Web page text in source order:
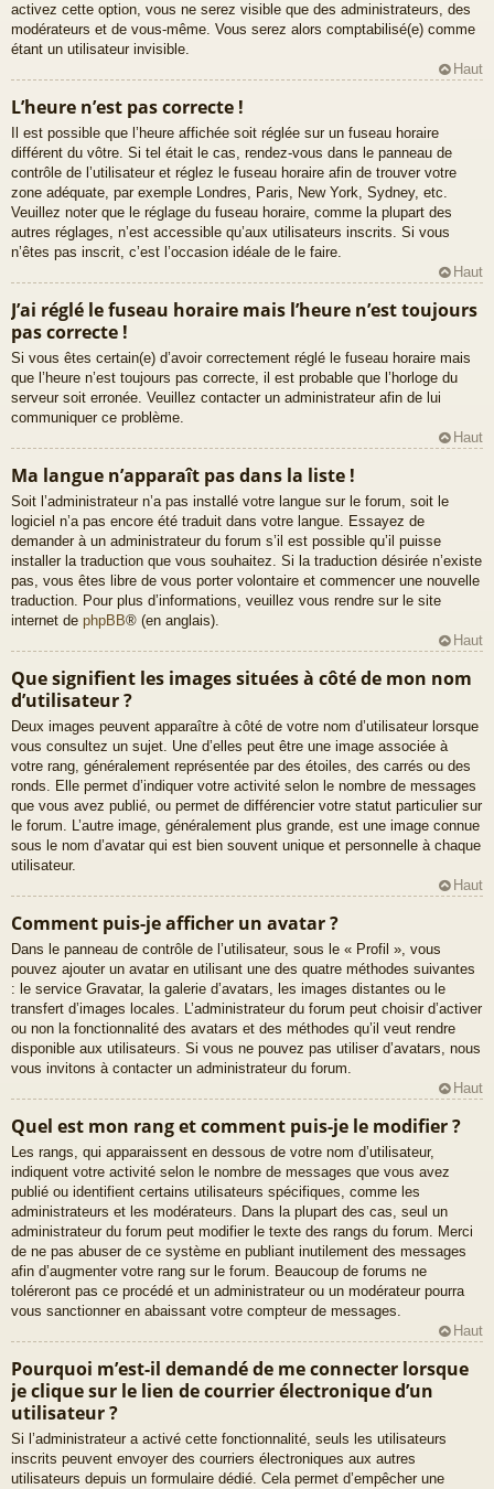
activez cette option, vous ne serez visible que des administrateurs, des
modérateurs et de vous-même. Vous serez alors comptabilisé(e) comme
étant un utilisateur invisible.
Haut
L’heure n’est pas correcte !
Il est possible que l’heure affichée soit réglée sur un fuseau horaire
différent du vôtre. Si tel était le cas, rendez-vous dans le panneau de
contrôle de l’utilisateur et réglez le fuseau horaire afin de trouver votre
zone adéquate, par exemple Londres, Paris, New York, Sydney, etc.
Veuillez noter que le réglage du fuseau horaire, comme la plupart des
autres réglages, n’est accessible qu’aux utilisateurs inscrits. Si vous
n’êtes pas inscrit, c’est l’occasion idéale de le faire.
Haut
J’ai réglé le fuseau horaire mais l’heure n’est toujours
pas correcte !
Si vous êtes certain(e) d’avoir correctement réglé le fuseau horaire mais
que l’heure n’est toujours pas correcte, il est probable que l’horloge du
serveur soit erronée. Veuillez contacter un administrateur afin de lui
communiquer ce problème.
Haut
Ma langue n’apparaît pas dans la liste !
Soit l’administrateur n’a pas installé votre langue sur le forum, soit le
logiciel n’a pas encore été traduit dans votre langue. Essayez de
demander à un administrateur du forum s’il est possible qu’il puisse
installer la traduction que vous souhaitez. Si la traduction désirée n’existe
pas, vous êtes libre de vous porter volontaire et commencer une nouvelle
traduction. Pour plus d’informations, veuillez vous rendre sur le site
internet de phpBB® (en anglais).
Haut
Que signifient les images situées à côté de mon nom
d’utilisateur ?
Deux images peuvent apparaître à côté de votre nom d’utilisateur lorsque
vous consultez un sujet. Une d’elles peut être une image associée à
votre rang, généralement représentée par des étoiles, des carrés ou des
ronds. Elle permet d’indiquer votre activité selon le nombre de messages
que vous avez publié, ou permet de différencier votre statut particulier sur
le forum. L’autre image, généralement plus grande, est une image connue
sous le nom d’avatar qui est bien souvent unique et personnelle à chaque
utilisateur.
Haut
Comment puis-je afficher un avatar ?
Dans le panneau de contrôle de l’utilisateur, sous le « Profil », vous
pouvez ajouter un avatar en utilisant une des quatre méthodes suivantes
: le service Gravatar, la galerie d’avatars, les images distantes ou le
transfert d’images locales. L’administrateur du forum peut choisir d’activer
ou non la fonctionnalité des avatars et des méthodes qu’il veut rendre
disponible aux utilisateurs. Si vous ne pouvez pas utiliser d’avatars, nous
vous invitons à contacter un administrateur du forum.
Haut
Quel est mon rang et comment puis-je le modifier ?
Les rangs, qui apparaissent en dessous de votre nom d’utilisateur,
indiquent votre activité selon le nombre de messages que vous avez
publié ou identifient certains utilisateurs spécifiques, comme les
administrateurs et les modérateurs. Dans la plupart des cas, seul un
administrateur du forum peut modifier le texte des rangs du forum. Merci
de ne pas abuser de ce système en publiant inutilement des messages
afin d’augmenter votre rang sur le forum. Beaucoup de forums ne
toléreront pas ce procédé et un administrateur ou un modérateur pourra
vous sanctionner en abaissant votre compteur de messages.
Haut
Pourquoi m’est-il demandé de me connecter lorsque
je clique sur le lien de courrier électronique d’un
utilisateur ?
Si l’administrateur a activé cette fonctionnalité, seuls les utilisateurs
inscrits peuvent envoyer des courriers électroniques aux autres
utilisateurs depuis un formulaire dédié. Cela permet d’empêcher une